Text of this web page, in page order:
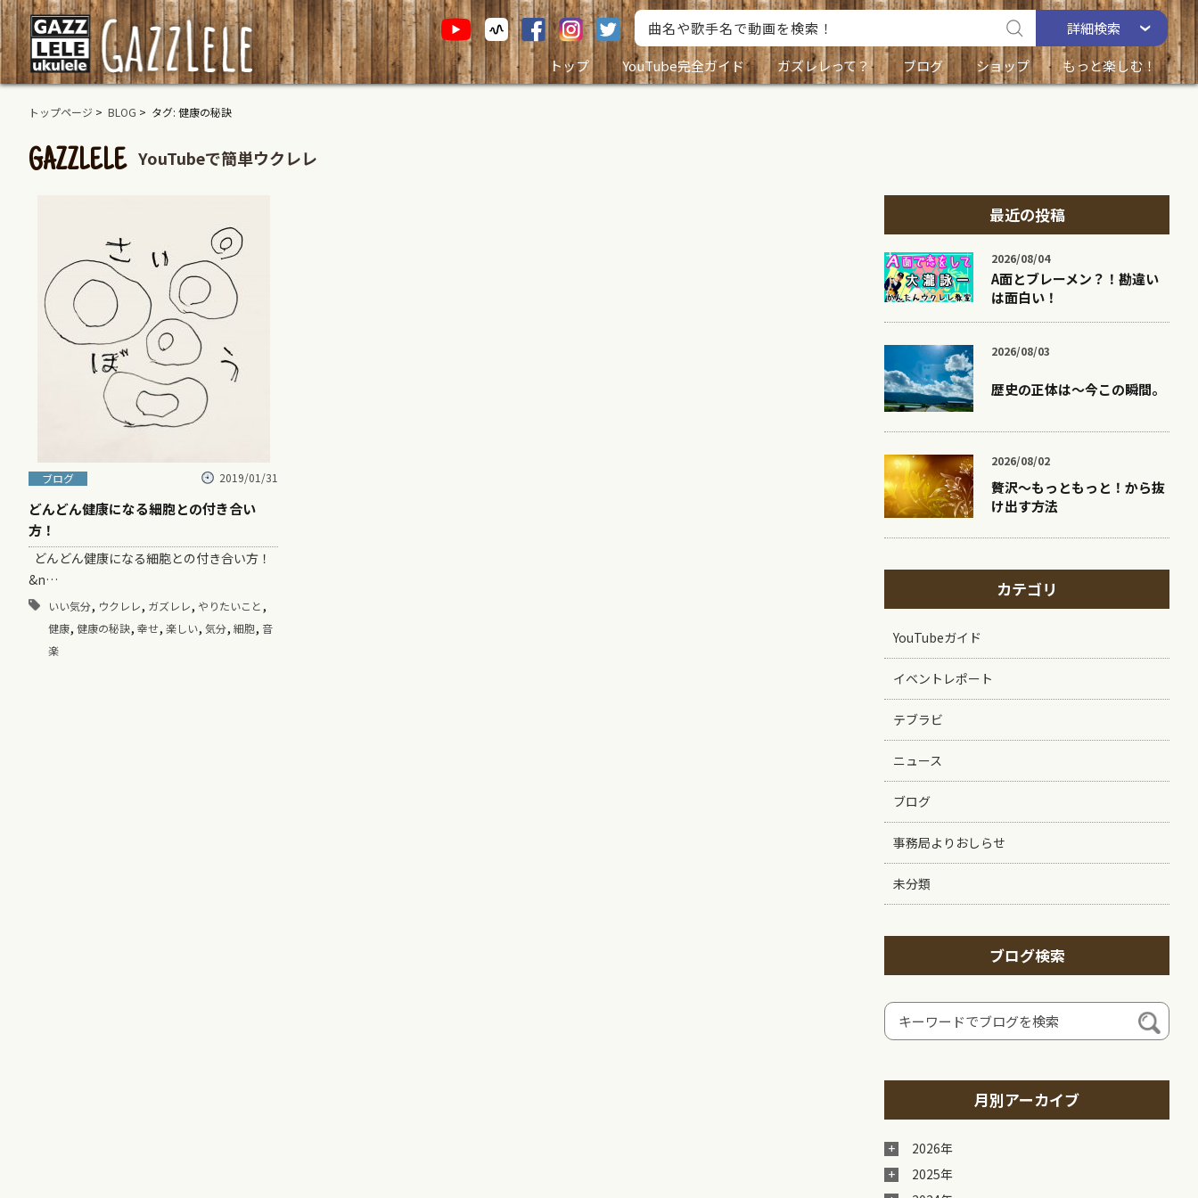
詳細検索
トップ
YouTube完全ガイド ガズレレって？ ブログ ショップ もっと楽しむ！
トップページ > BLOG > タグ: 健康の秘訣
GAZZLELE YouTubeで簡単ウクレレ
ブログ 2019/01/31
どんどん健康になる細胞との付き合い
方！
どんどん健康になる細胞との付き合い方！
&n…
いい気分, ウクレレ, ガズレレ, やりたいこと ,
健康, 健康の秘訣, 幸せ, 楽しい, 気分, 細胞, 音
楽
最近の投稿
2026/08/04
A面とブレーメン？！勘違い
は面白い！
2026/08/03
歴史の正体は〜今この瞬間。
2026/08/02
贅沢〜もっともっと！から抜
け出す方法
カテゴリ
YouTubeガイド
イベントレポート
テブラビ
ニュース
ブログ
事務局よりおしらせ
未分類
ブログ検索
月別アーカイブ
2026年
2025年